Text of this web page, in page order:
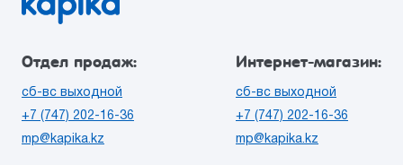
Отдел продаж:
сб-вс выходной
+7 (747) 202-16-36
mp@kapika.kz
Интернет-магазин:
сб-вс выходной
+7 (747) 202-16-36
mp@kapika.kz